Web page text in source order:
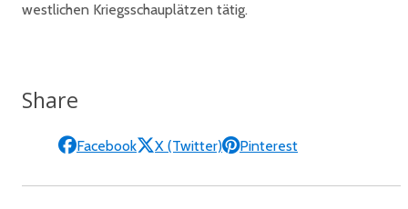
westlichen Kriegsschauplätzen tätig.
Share
Facebook X (Twitter) Pinterest